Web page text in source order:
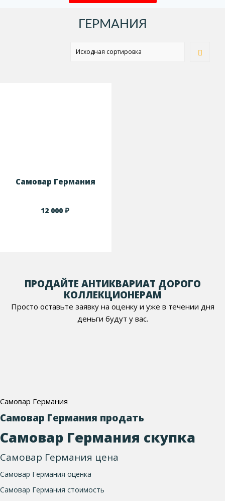
ГЕРМАНИЯ
Самовар Германия
12 000 ₽
ПРОДАЙТЕ АНТИКВАРИАТ ДОРОГО
КОЛЛЕКЦИОНЕРАМ
Просто оставьте заявку на оценку и уже в течении дня
деньги будут у вас.
Самовар Германия
Самовар Германия продать
Самовар Германия скупка
Самовар Германия цена
Самовар Германия оценка
Самовар Германия стоимость